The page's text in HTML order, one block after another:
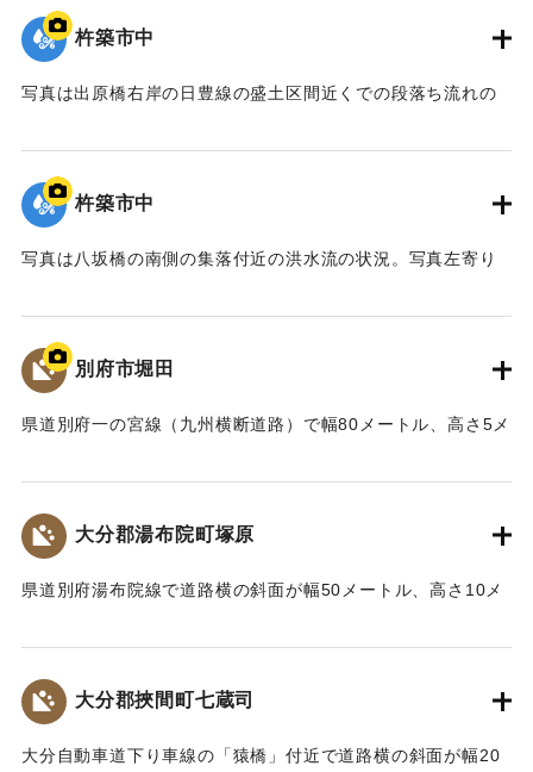
よる）】
｜固有コード:
わかる。
【出典：カブトガニの棲む干潟 : 八坂川の河川改修と環境保
全（大分県土木建築部河川課、1999）（平井義人氏の報告に
｜固有コード:
杵築市中
写真は出原橋右岸の日豊線の盛土区間近くでの段落ち流れの
盛土区間によって東への流れを妨げられたため、日豊本線と
道路の盛土区間の間を通過して手前側へ流れ、右端にある建
設会社の作業所の北側区域で道路面を越え、さらに作業所の
ているのは、道路面から下流側へと洪水流が流れる際、水流
【出典：カブトガニの棲む干潟 : 八坂川の河川改修と環境保
よる）】
｜固有コード:01064009
杵築市中
写真は八坂橋の南側の集落付近の洪水流の状況。写真左寄り
水位の上昇の様子が見られるだけでなく、右側（下流側）に
は後流渦（流れが物体によって阻止されたときに下流側にで
きる渦）が見られること、また橋に続く道路の下流側の水流
かる。
【出典：カブトガニの棲む干潟 : 八坂川の河川改修と環境保
よる）】
｜固有コード:01064010
別府市堀田
県道別府一の宮線（九州横断道路）で幅80メートル、高さ5メ
か所で発生した。このため全面通行止めになり、17日中の復
旧を目指し作業を進めている。
【出典：大分合同新聞 1997年9月17日夕刊11面】
大分郡湯布院町塚原
県道別府湯布院線で道路横の斜面が幅50メートル、高さ10メ
の女性に斜面からの土石流があたり左手の親指に軽いけがを
した。
【出典：大分合同新聞 1997年9月17日朝刊21面】
大分郡挾間町七蔵司
大分自動車道下り車線の「猿橋」付近で道路横の斜面が幅20